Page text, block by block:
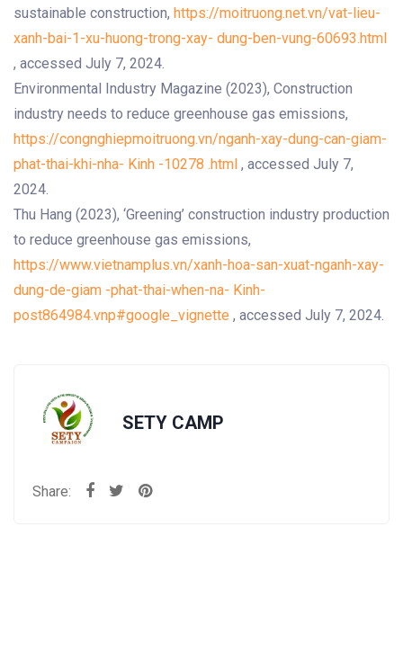
sustainable construction, https://moitruong.net.vn/vat-lieu-
xanh-bai-1-xu-huong-trong-xay- dung-ben-vung-60693.html
, accessed July 7, 2024.
Environmental Industry Magazine (2023), Construction
industry needs to reduce greenhouse gas emissions,
https://congnghiepmoitruong.vn/nganh-xay-dung-can-giam-
phat-thai-khi-nha- Kinh -10278 .html , accessed July 7,
2024.
Thu Hang (2023), ‘Greening’ construction industry production
to reduce greenhouse gas emissions,
https://www.vietnamplus.vn/xanh-hoa-san-xuat-nganh-xay-
dung-de-giam -phat-thai-when-na- Kinh-
post864984.vnp#google_vignette , accessed July 7, 2024.
SETY CAMP
Share: